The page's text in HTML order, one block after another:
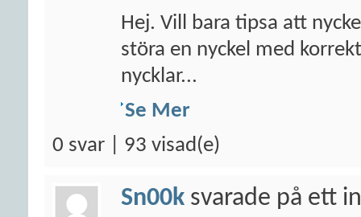
Hej. Vill bara tipsa att
störa en nyckel med
nycklar...
Se Mer
0 svar | 93 visad(e)
Sn00k svarade på ett